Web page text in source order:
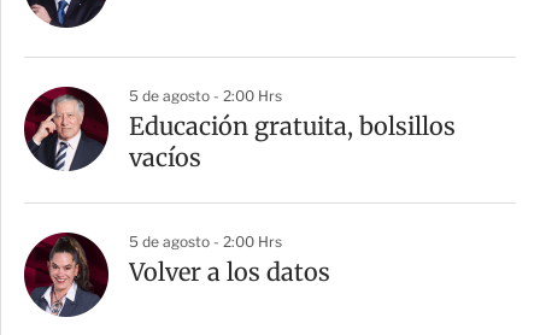
5 de agosto - 2:00 Hrs
Educación gratuita, bolsillos
vacíos
5 de agosto - 2:00 Hrs
Volver a los datos